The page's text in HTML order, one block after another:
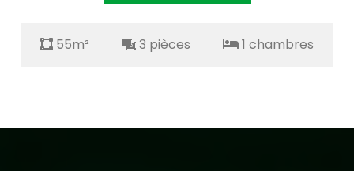
55m² 3 pièces 1 chambres